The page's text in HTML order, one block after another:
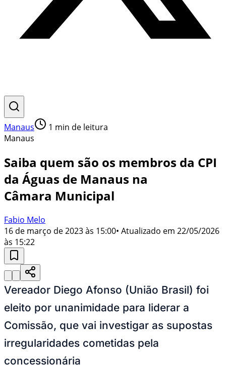
Manaus 1 min de leitura
Manaus
Saiba quem são os membros da CPI
da Águas de Manaus na
Câmara Municipal
Fabio Melo
16 de março de 2023 às 15:00• Atualizado em 22/05/2026
às 15:22
Vereador Diego Afonso (União Brasil) foi
eleito por unanimidade para liderar a
Comissão, que vai investigar as supostas
irregularidades cometidas pela
concessionária